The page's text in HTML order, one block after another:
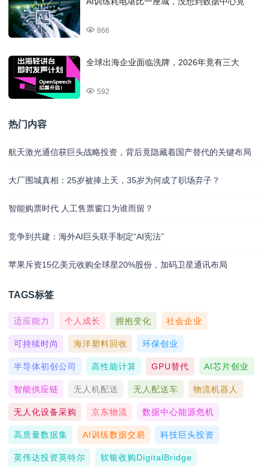
866
全球出海企业面临洗牌，2026年竟有三大
592
热门内容
航天激光通信获巨头战略投资，背后竟隐藏着国产替代的关键布局
大厂围城真相：25岁被捧上天，35岁为何成了职场弃子？
智能购票时代 人工售票窗口为谁而留？
竞争到共建：海外AI巨头联手制定“AI宪法”
苹果斥资15亿美元收购全球星20%股份，加码卫星通讯布局
TAGS标签
适应能力 个人成长 拥抱变化 社会企业
可持续时尚 海洋塑料回收 环保创业
半导体初创公司 高性能计算 GPU替代 AI芯片创业
智能供应链 无人机配送 无人配送车 物流机器人
无人化设备采购 京东物流 数据中心能源危机
高质量数据集 AI训练数据交易 科技巨头投资
英伟达投资英特尔 软银收购DigitalBridge